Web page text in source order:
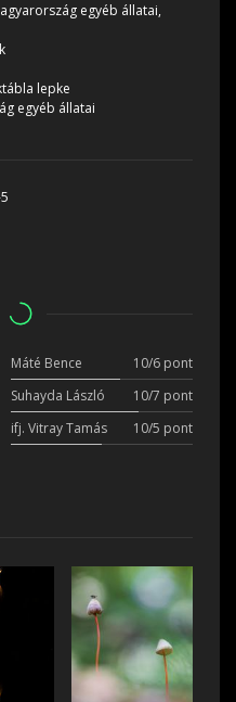
egyéb állatai,
lepke
egyéb állatai
Máté Bence
10/6 pont
Suhayda László
10/7 pont
ifj. Vitray Tamás
10/5 pont